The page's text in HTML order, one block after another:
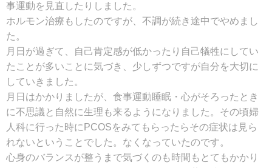
事運動を見直したりしました。
ホルモン治療もしたのですが、不調が続き途中でやめまし
た。
月日が過ぎて、自己肯定感が低かったり自己犠牲にしてい
たことが多いことに気づき、少しずつですが自分を大切に
していきました。
月日はかかりましたが、食事運動睡眠・心がそろったとき
に不思議と自然に生理も来るようになりました。その頃婦
人科に行った時にPCOSをみてもらったらその症状は見ら
れないということでした。なくなっていたのです。
心身のバランスが整うまで気づくのも時間もとてもかかり